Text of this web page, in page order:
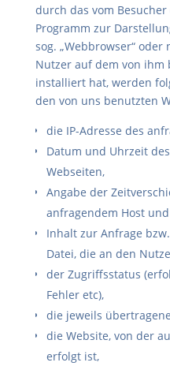
durch das vom
Programm zur
sog. „Webbrowser“ oder
Nutzer auf dem von ihm
installiert hat, werden
den von uns benutzten
die IP-Adresse des
Datum und Uhrzeit
Webseiten,
Angabe der
anfragendem Host
Inhalt zur Anfrage
Datei, die an den
der Zugriffsstatus
Fehler etc),
die jeweils
die Website, von der
erfolgt ist,